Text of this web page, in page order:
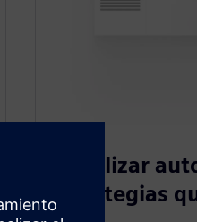
Reutilizar
estrategias